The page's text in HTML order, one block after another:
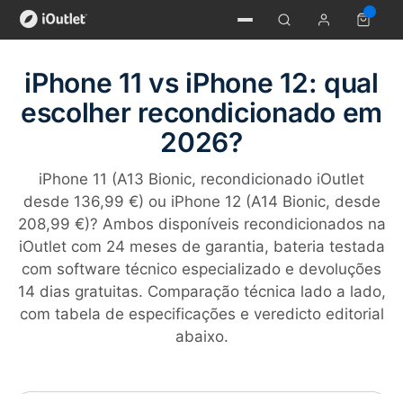
iPhone 11 vs iPhone 12: qual
escolher recondicionado em
2026?
iPhone 11 (A13 Bionic, recondicionado iOutlet
desde 136,99 €) ou iPhone 12 (A14 Bionic, desde
208,99 €)? Ambos disponíveis recondicionados na
iOutlet com 24 meses de garantia, bateria testada
com software técnico especializado e devoluções
14 dias gratuitas. Comparação técnica lado a lado,
com tabela de especificações e veredicto editorial
abaixo.